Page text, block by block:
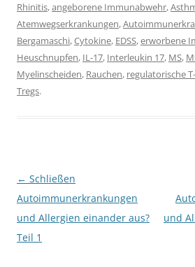
Rhinitis,angeborene Immunabwehr,
Atemwegserkrankungen,
Bergamaschi,Cytokine, EDSS,erworbene
Heuschnupfen, IL-17, Interleukin 17, MS,
Myelinscheiden, Rauchen, regulatorische
Tregs.
Beitragsnavigation
← Schließen
Autoimmunerkrankungen
und Allergien einander aus?
Teil 1
und